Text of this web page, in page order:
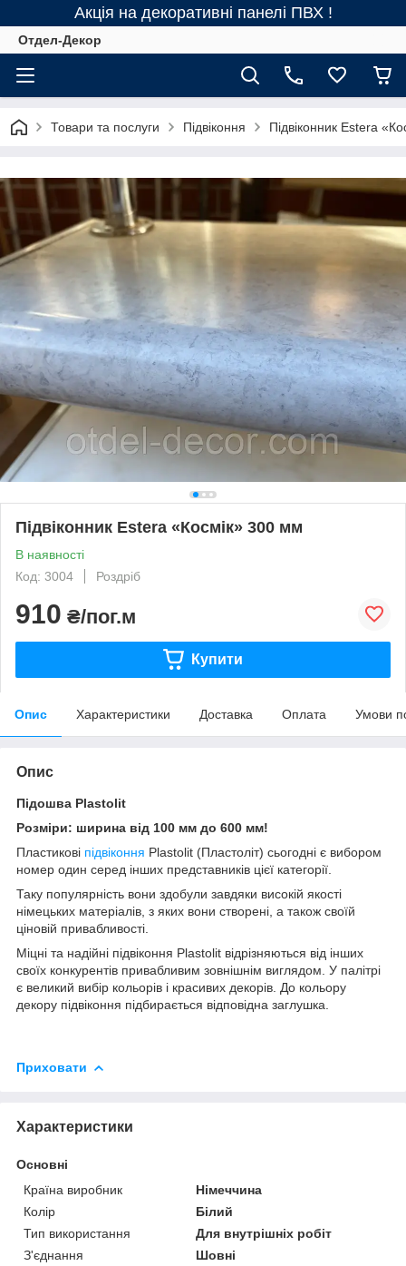
Акція на декоративні панелі ПВХ !
Отдел-Декор
Товари та послуги Підвіконня Підвіконник Estera
Підвіконник Estera «Космік» 300 мм
В наявності
Код: 3004
Роздріб
910 ₴/пог.м
Купити
Опис Характеристики Доставка Оплата Умови
Опис
Підошва Plastolit
Розміри: ширина від 100 мм до 600 мм!
Пластикові підвіконня Plastolit (Пластоліт) сьогодні є вибором
номер один серед інших представників цієї категорії.
Таку популярність вони здобули завдяки високій якості
німецьких матеріалів, з яких вони створені, а також своїй
ціновій привабливості.
Міцні та надійні підвіконня Plastolit відрізняються від інших
своїх конкурентів привабливим зовнішнім виглядом. У палітрі
є великий вибір кольорів і красивих декорів. До кольору
декору підвіконня підбирається відповідна заглушка.
Приховати
Характеристики
Основні
Країна виробник
Німеччина
Колір
Білий
Тип використання
Для внутрішніх робіт
З'єднання
Шовні